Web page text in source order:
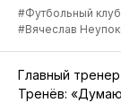
#Футбольный
#Вячеслав
Главный
Тренёв: